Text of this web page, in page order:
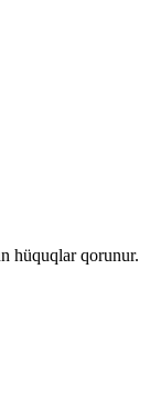
hüquqlar qorunur.